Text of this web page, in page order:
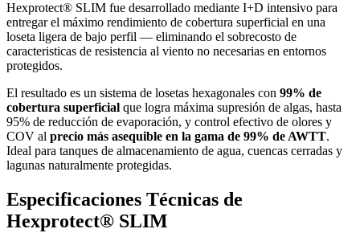
Hexprotect® SLIM fue desarrollado mediante I+D intensivo para
entregar el máximo rendimiento de cobertura superficial en una
loseta ligera de bajo perfil — eliminando el sobrecosto de
caracteristicas de resistencia al viento no necesarias en entornos
protegidos.
El resultado es un sistema de losetas hexagonales con 99% de
cobertura superficial que logra máxima supresión de algas, hasta
95% de reducción de evaporación, y control efectivo de olores y
COV al precio más asequible en la gama de 99% de AWTT.
Ideal para tanques de almacenamiento de agua, cuencas cerradas y
lagunas naturalmente protegidas.
Especificaciones Técnicas de
Hexprotect® SLIM